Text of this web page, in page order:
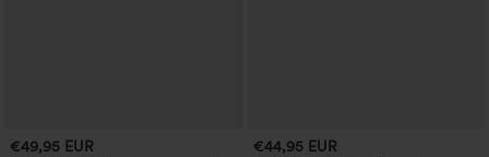
€49,95 EUR €44,95 EUR